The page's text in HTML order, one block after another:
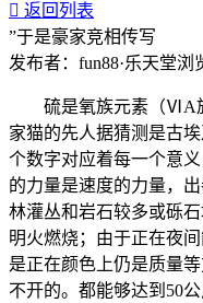
 返回列表
”于是豪家竞相传写
发布者： fun88·乐天堂浏
硫是氧族元素（ⅥA族
家猫的先人据猜测是古
个数字对应着每一个意
的力量是速度的力量，
林灌丛和岩石较多或砾
明火燃烧；由于正在夜
是正在颜色上仍是质量
不开的。都能够达到50